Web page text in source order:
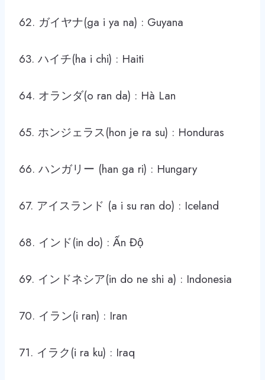
62. ガイヤナ(ga i ya na) : Guyana
63. ハイチ(ha i chi) : Haiti
64. オランダ(o ran da) : Hà Lan
65. ホンジェラス(hon je ra su) : Honduras
66. ハンガリー (han ga ri) : Hungary
67. アイスランド (a i su ran do) : Iceland
68. インド(in do) : Ấn Độ
69. インドネシア(in do ne shi a) : Indonesia
70. イラン(i ran) : Iran
71. イラク(i ra ku) : Iraq